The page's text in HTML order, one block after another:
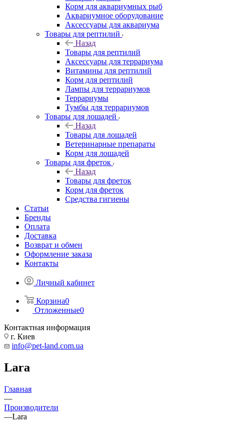
Корм для аквариумных рыб
Аквариумное оборудование
Аксессуары для аквариума
Товары для рептилий
Назад
Товары для рептилий
Аксессуары для террариума
Витамины для рептилий
Корм для рептилий
Лампы для террариумов
Террариумы
Тумбы для террариумов
Товары для лошадей
Назад
Товары для лошадей
Ветеринарные препараты
Корм для лошадей
Товары для фреток
Назад
Товары для фреток
Корм для фреток
Средства гигиены
Статьи
Бренды
Оплата
Доставка
Возврат и обмен
Оформление заказа
Контакты
Личный кабинет
Корзина0
Отложенные0
Контактная информация
г. Киев
info@pet-land.com.ua
Lara
Главная
—
Производители
—Lara